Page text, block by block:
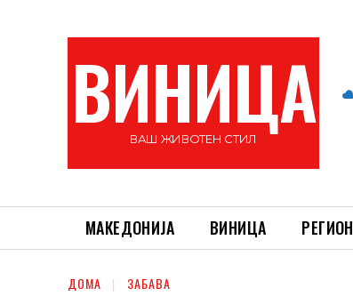
ВИНИЦА
ВАШ ЖИВОТЕН СТИЛ
МАКЕДОНИЈА ВИНИЦА РЕГИОН
ДОМА ЗАБАВА